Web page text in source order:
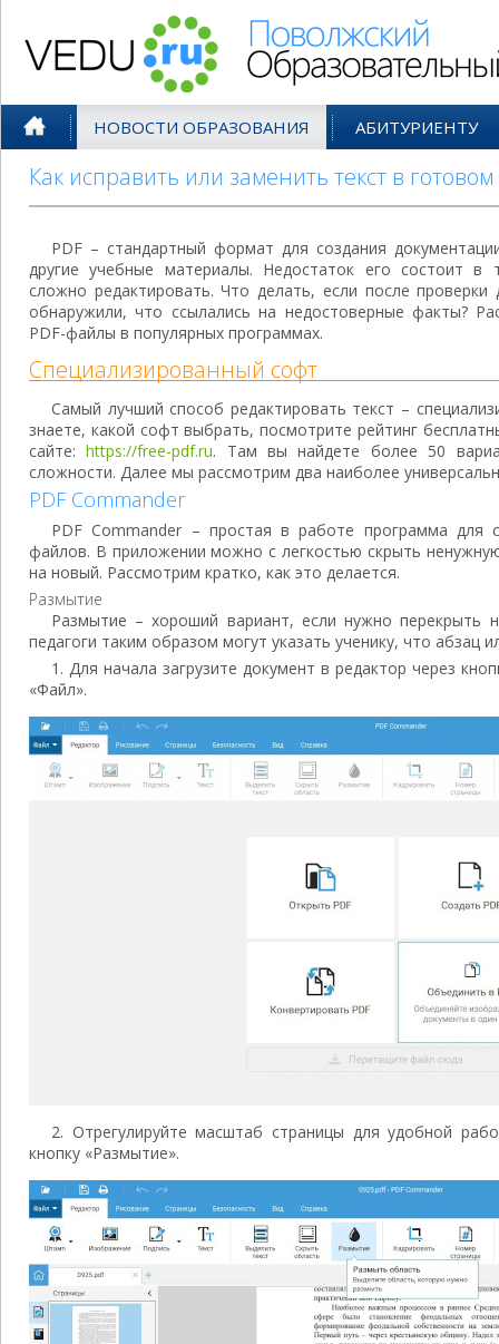
НОВОСТИ ОБРАЗОВАНИЯ АБИТУРИЕНТУ
Как исправить или заменить текст в
PDF – стандартный формат для создания
другие учебные материалы. Недостаток его состоит
сложно редактировать. Что делать, если после
обнаружили, что ссылались на недостоверные факты?
PDF-файлы в популярных программах.
Специализированный софт
Самый лучший способ редактировать текст –
знаете, какой софт выбрать, посмотрите рейтинг
сайте:https://free-pdf.ru. Там вы найдете более 50
сложности. Далее мы рассмотрим два наиболее
PDF Commander
PDF Commander – простая в работе программа для
файлов. В приложении можно с легкостью скрыть
на новый. Рассмотрим кратко, как это делается.
Размытие
Размытие – хороший вариант, если нужно перекрыть
педагоги таким образом могут указать ученику, что абзац
1. Для начала загрузите документ в редактор через
«Файл».
2. Отрегулируйте масштаб страницы для удобной
кнопку «Размытие».